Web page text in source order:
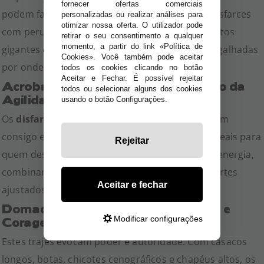
podem faltar nesta seleção. Disponibilizamos disfarces
com perucas coloridas, narizes vermelhos, sapatos
gigantes e padrões vibrantes que garantem gargalhadas
por onde passam.
Acrobatas e Equilibristas: O Encanto da
Agilidade
Os disfarces de acrobataseequilibristastrazem
consigo elegância, brilho e muito movimento. Ideais para
quem deseja um visual mais atlético e cheio de energia,
combinando tecidos brilhantes, lantejoulas e cortes
ajustados ao corpo.
Domadores de Leões e Feras: Estilo e
Coragem
Estes trajes evocam poder e autoridade. Com casacos
longos, botas, chicotes cenográficos e chapéus altos, os
fornecer ofertas comerciais
personalizadas ou realizar análises para
otimizar nossa oferta. O utilizador pode
retirar o seu consentimento a qualquer
momento, a partir do link «Política de
Cookies». Você também pode aceitar
todos os cookies clicando no botão
Aceitar e Fechar. É possível rejeitar
todos ou selecionar alguns dos cookies
usando o botão Configurações.
Rejeitar
Aceitar e fechar
Modificar configurações